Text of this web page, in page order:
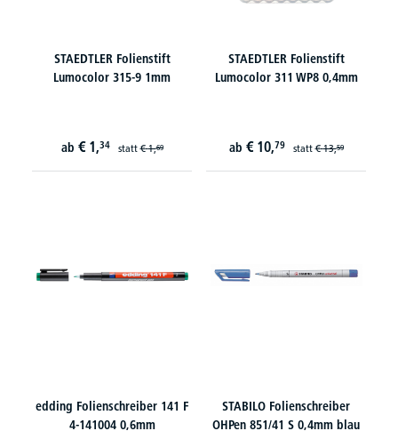
STAEDTLER Folienstift
Lumocolor 315-9 1mm
ab € 1,34 statt€ 1,69
STAEDTLER Folienstift
Lumocolor 311 WP8 0,4mm
ab € 10,79 statt€ 13,59
edding Folienschreiber 141 F
4-141004 0,6mm
STABILO Folienschreiber
OHPen 851/41 S 0,4mm blau